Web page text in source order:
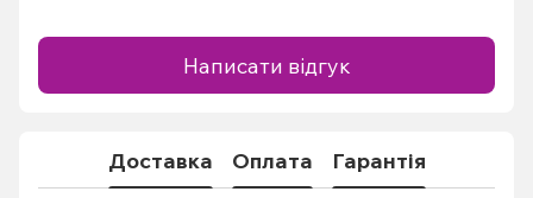
Написати відгук
Доставка Оплата Гарантія